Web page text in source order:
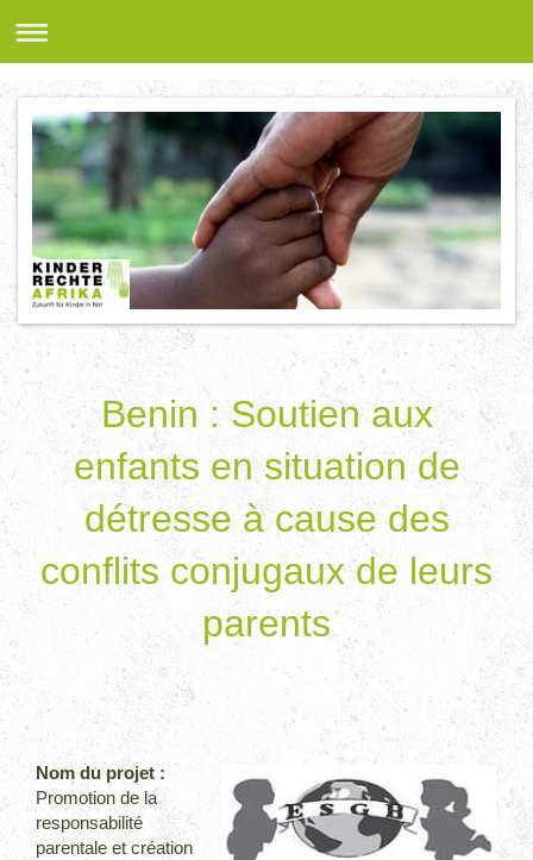
Benin : Soutien aux
enfants en situation de
détresse à cause des
conflits conjugaux de leurs
parents
Nom du projet :
Promotion de la
responsabilité
parentale et création